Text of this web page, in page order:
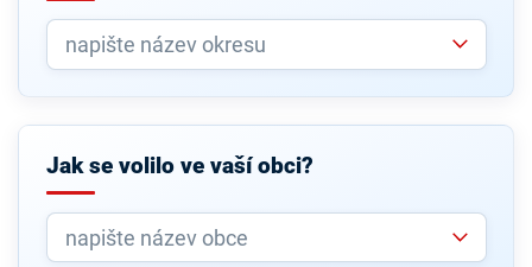
Jak se volilo ve vaší obci?